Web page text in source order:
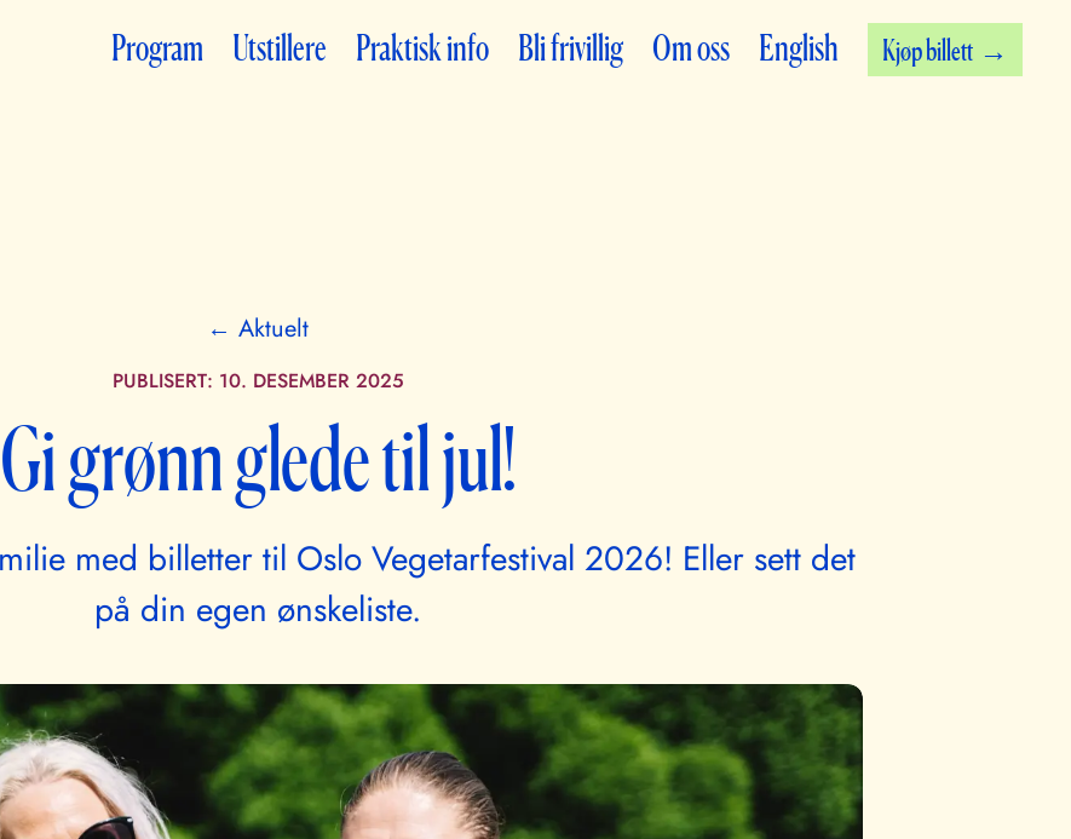
Program Utstillere Praktisk info Bli frivillig Om oss English Kjøp billett
← Aktuelt
PUBLISERT: 10. DESEMBER 2025
Gi grønn glede til jul!
med billetter til Oslo Vegetarfestival 2026! Eller sett det
på din egen ønskeliste.